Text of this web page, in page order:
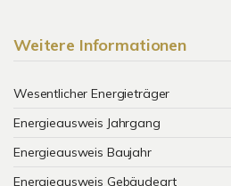
Weitere Informationen
Wesentlicher Energieträger
Energieausweis Jahrgang
Energieausweis Baujahr
Energieausweis Gebäudeart